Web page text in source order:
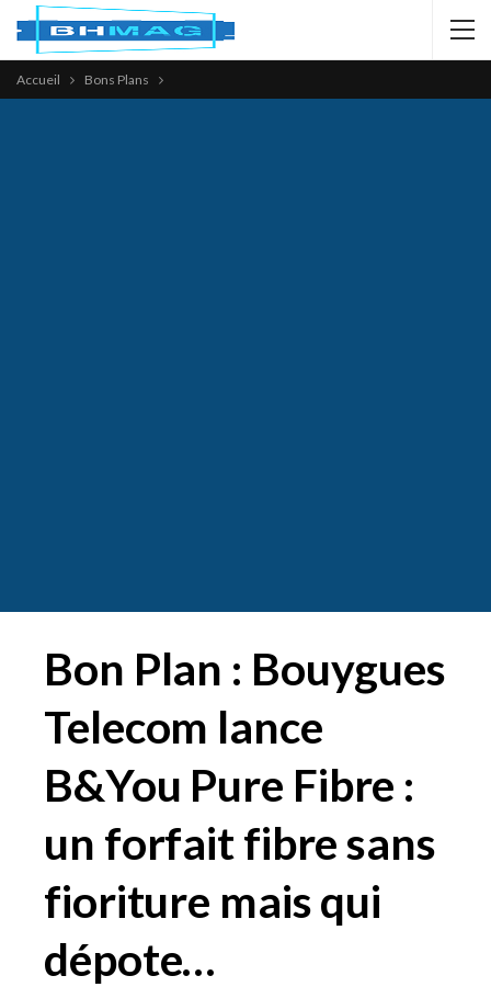
Accueil Bons Plans
Bon Plan : Bouygues
Telecom lance
B&You Pure Fibre :
un forfait fibre sans
fioriture mais qui
dépote…